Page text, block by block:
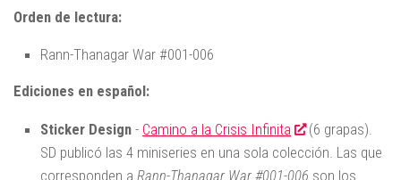
Orden de lectura:
Rann-Thanagar War #001-006
Ediciones en español:
Sticker Design - Camino a la Crisis Infinita
(6 grapas).
SD publicó las 4 miniseries en una sola colección. Las que
corresponden a Rann-Thanagar War #001-006 son los